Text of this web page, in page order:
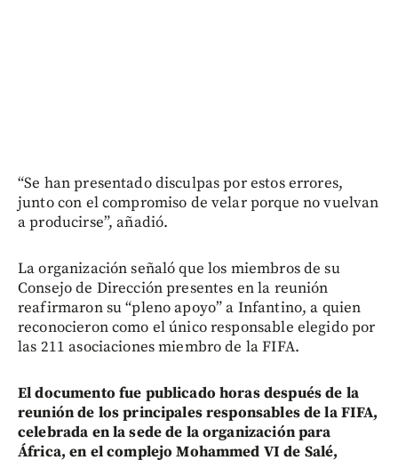
“Se han presentado disculpas por estos errores,
junto con el compromiso de velar porque no vuelvan
a producirse”, añadió.
La organización señaló que los miembros de su
Consejo de Dirección presentes en la reunión
reafirmaron su “pleno apoyo” a Infantino, a quien
reconocieron como el único responsable elegido por
las 211 asociaciones miembro de la FIFA.
El documento fue publicado horas después de la
reunión de los principales responsables de la FIFA,
celebrada en la sede de la organización para
África, en el complejo Mohammed VI de Salé,